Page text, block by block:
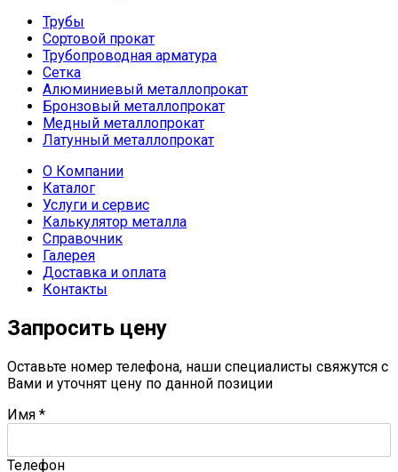
Трубы
Сортовой прокат
Трубопроводная арматура
Сетка
Алюминиевый металлопрокат
Бронзовый металлопрокат
Медный металлопрокат
Латунный металлопрокат
О Компании
Каталог
Услуги и сервис
Калькулятор металла
Справочник
Галерея
Доставка и оплата
Контакты
Запросить цену
Оставьте номер телефона, наши специалисты свяжутся с
Вами и уточнят цену по данной позиции
Имя *
Телефон